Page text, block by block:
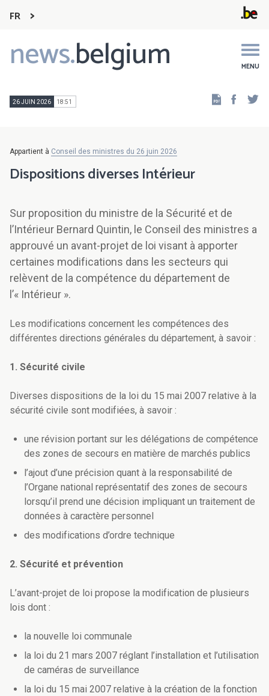
FR
news.belgium MENU
Main
navigation
26 JUIN 2026 18:51
Appartient à Conseil des ministres du 26 juin 2026
Dispositions diverses Intérieur
Sur proposition du ministre de la Sécurité et de
l’Intérieur Bernard Quintin, le Conseil des ministres a
approuvé un avant-projet de loi visant à apporter
certaines modifications dans les secteurs qui
relèvent de la compétence du département de
l’« Intérieur ».
Les modifications concernent les compétences des
différentes directions générales du département, à savoir :
1. Sécurité civile
Diverses dispositions de la loi du 15 mai 2007 relative à la
sécurité civile sont modifiées, à savoir :
une révision portant sur les délégations de compétence
des zones de secours en matière de marchés publics
l’ajout d’une précision quant à la responsabilité de
l’Organe national représentatif des zones de secours
lorsqu’il prend une décision impliquant un traitement de
données à caractère personnel
des modifications d’ordre technique
2. Sécurité et prévention
L’avant-projet de loi propose la modification de plusieurs
lois dont :
la nouvelle loi communale
la loi du 21 mars 2007 réglant l’installation et l’utilisation
de caméras de surveillance
la loi du 15 mai 2007 relative à la création de la fonction